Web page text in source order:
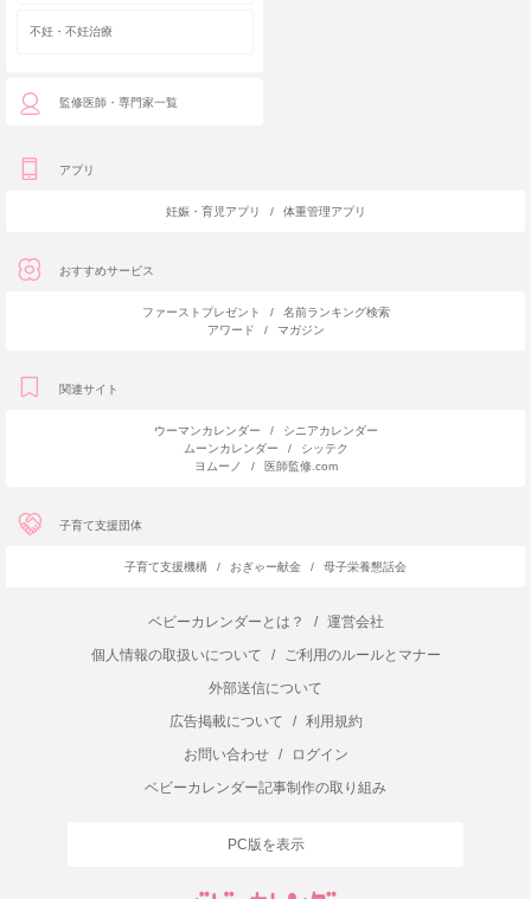
不妊・不妊治療
監修医師・専門家一覧
アプリ
妊娠・育児アプリ / 体重管理アプリ
おすすめサービス
ファーストプレゼント /
名前ランキング検索
アワード
/ マガジン
関連サイト
ウーマンカレンダー /
シニアカレンダー
ムーンカレンダー
/
シッテク
ヨムーノ
/ 医師監修.com
子育て支援団体
子育て支援機構 / おぎゃー献金 / 母子栄養懇話会
ベビーカレンダーとは？ /
運営会社
個人情報の取扱いについて
/
ご利用のルールとマナー
外部送信について
広告掲載について
/
利用規約
お問い合わせ
/
ログイン
ベビーカレンダー記事制作の取り組み
PC版を表示